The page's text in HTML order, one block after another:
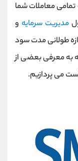
معاملات شما
مدیریت سرمایه و
طولانی مدت سود
به معرفی بعضی از
می پردازیم.